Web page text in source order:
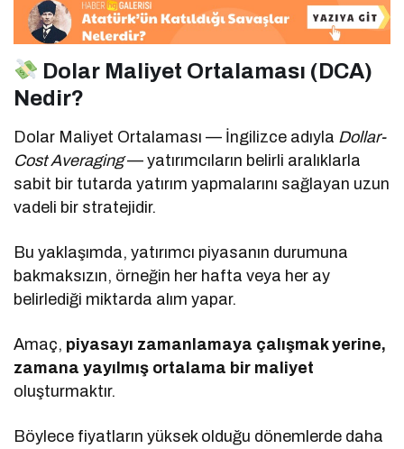
Dolar Maliyet Ortalaması (DCA)
Nedir?
Dolar Maliyet Ortalaması — İngilizce adıyla Dollar-
Cost Averaging— yatırımcıların belirli aralıklarla
sabit bir tutarda yatırım yapmalarını sağlayan uzun
vadeli bir stratejidir.
Bu yaklaşımda, yatırımcı piyasanın durumuna
bakmaksızın, örneğin her hafta veya her ay
belirlediği miktarda alım yapar.
Amaç, piyasayı zamanlamaya çalışmak yerine,
zamana yayılmış ortalama bir maliyet
oluşturmaktır.
Böylece fiyatların yüksek olduğu dönemlerde daha